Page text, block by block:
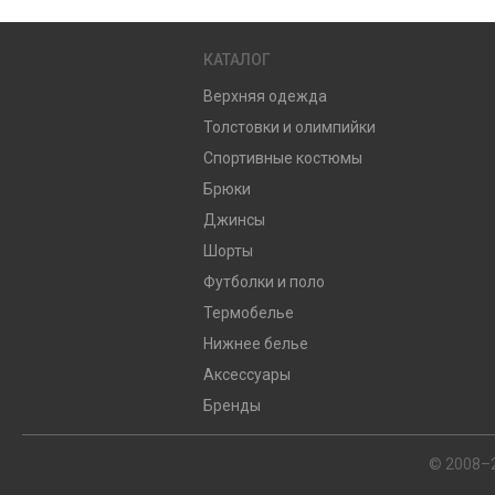
КАТАЛОГ
Верхняя одежда
Толстовки и олимпийки
Спортивные костюмы
Брюки
Джинсы
Шорты
Футболки и поло
Термобелье
Нижнее белье
Аксессуары
Бренды
©